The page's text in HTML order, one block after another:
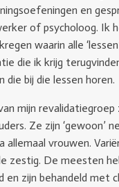
en
of psycholoog. Ik
waarin alle
die ik krijg
die bij die lessen horen.
mijn
Ze zijn ‘gewoon’
allemaal vrouwen.
zestig. De meesten
en zijn behandeld met